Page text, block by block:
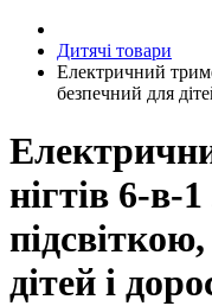
Дитячі товари
Електричний
безпечний для
нігтів 6-в-
дітей і